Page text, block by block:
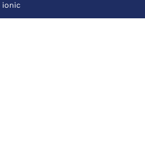
ionic